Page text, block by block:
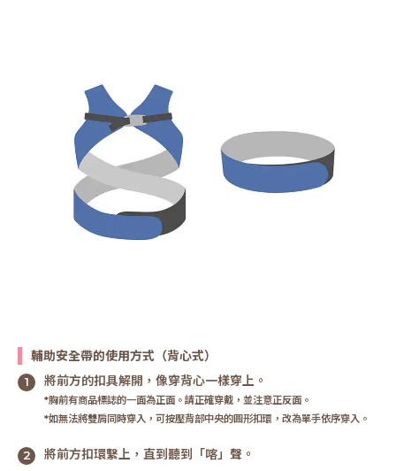
輔助安全帶的使用方式（背心式）
將前方的扣具解開，像穿背心一樣穿上。
*胸前有商品標誌的一面為正面。請正確穿戴，並注意正反面。
*如無法將雙肩同時穿入，可按壓背部中央的圓形扣環，改為單手依序穿入。
將前方扣環繫上，直到聽到「喀」聲。